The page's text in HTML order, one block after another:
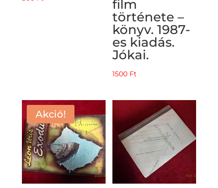
film
története –
könyv. 1987-
es kiadás.
Jókai.
1500 Ft
Akció!